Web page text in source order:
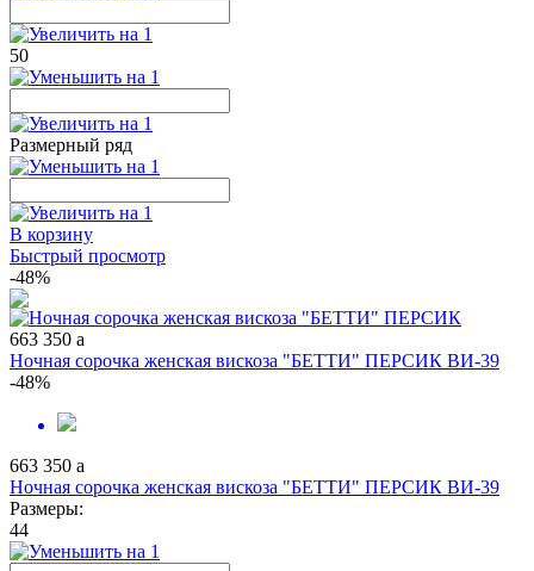
50
Размерный ряд
В корзину
Быстрый просмотр
-48%
663 350 a
Ночная сорочка женская вискоза "БЕТТИ" ПЕРСИК ВИ-39
-48%
663 350 a
Ночная сорочка женская вискоза "БЕТТИ" ПЕРСИК ВИ-39
Размеры:
44